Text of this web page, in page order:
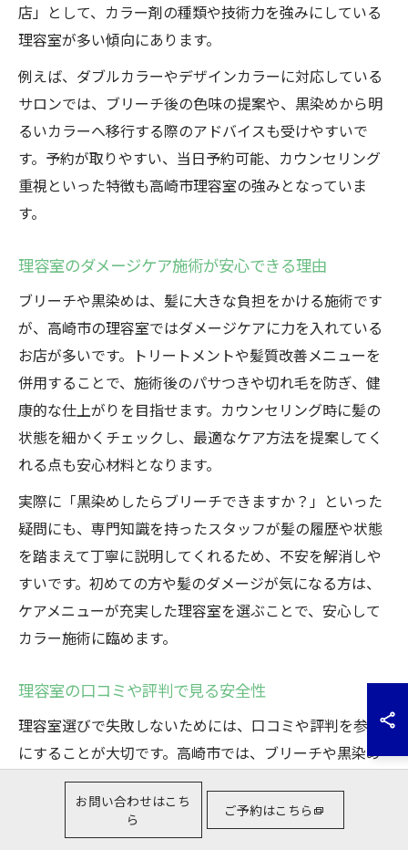
店」として、カラー剤の種類や技術力を強みにしている
理容室が多い傾向にあります。
例えば、ダブルカラーやデザインカラーに対応している
サロンでは、ブリーチ後の色味の提案や、黒染めから明
るいカラーへ移行する際のアドバイスも受けやすいで
す。予約が取りやすい、当日予約可能、カウンセリング
重視といった特徴も高崎市理容室の強みとなっていま
す。
理容室のダメージケア施術が安心できる理由
ブリーチや黒染めは、髪に大きな負担をかける施術です
が、高崎市の理容室ではダメージケアに力を入れている
お店が多いです。トリートメントや髪質改善メニューを
併用することで、施術後のパサつきや切れ毛を防ぎ、健
康的な仕上がりを目指せます。カウンセリング時に髪の
状態を細かくチェックし、最適なケア方法を提案してく
れる点も安心材料となります。
実際に「黒染めしたらブリーチできますか？」といった
疑問にも、専門知識を持ったスタッフが髪の履歴や状態
を踏まえて丁寧に説明してくれるため、不安を解消しや
すいです。初めての方や髪のダメージが気になる方は、
ケアメニューが充実した理容室を選ぶことで、安心して
カラー施術に臨めます。
理容室の口コミや評判で見る安全性
理容室選びで失敗しないためには、口コミや評判を参考
にすることが大切です。高崎市では、ブリーチや黒染め
の施術経験が豊富な理容室が多く、実際の利用者からの
口コミには「丁寧なカウンセリングで安心できた」「仕
上がりが理想通りだった」といった声が多く見られま
お問い合わせはこち
ら
ご予約はこちら